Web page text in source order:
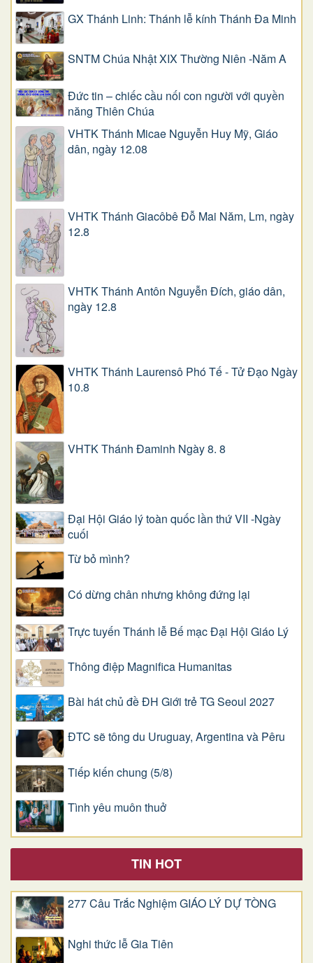
GX Thánh Linh: Thánh lễ kính Thánh Đa Minh
SNTM Chúa Nhật XIX Thường Niên -Năm A
Đức tin – chiếc cầu nối con người với quyền
năng Thiên Chúa
VHTK Thánh Micae Nguyễn Huy Mỹ, Giáo
dân, ngày 12.08
VHTK Thánh Giacôbê Ðỗ Mai Năm, Lm, ngày
12.8
VHTK Thánh Antôn Nguyễn Ðích, giáo dân,
ngày 12.8
VHTK Thánh Laurensô Phó Tế - Tử Đạo Ngày
10.8
VHTK Thánh Đaminh Ngày 8. 8
Đại Hội Giáo lý toàn quốc lần thứ VII -Ngày
cuối
Từ bỏ mình?
Có dừng chân nhưng không đứng lại
Trực tuyến Thánh lễ Bế mạc Đại Hội Giáo Lý
Thông điệp Magnifica Humanitas
Bài hát chủ đề ĐH Giới trẻ TG Seoul 2027
ĐTC sẽ tông du Uruguay, Argentina và Pêru
Tiếp kiến chung (5/8)
Tình yêu muôn thuở
TIN HOT
277 Câu Trắc Nghiệm GIÁO LÝ DỰ TÒNG
Nghi thức lễ Gia Tiên